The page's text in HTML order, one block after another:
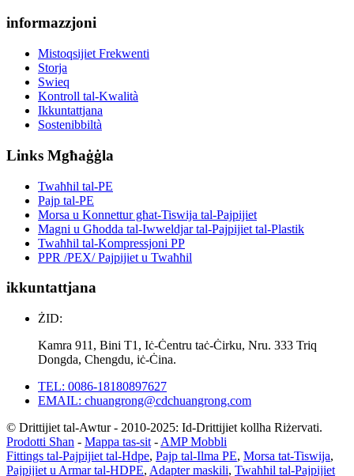
informazzjoni
Mistoqsijiet Frekwenti
Storja
Swieq
Kontroll tal-Kwalità
Ikkuntattjana
Sostenibbiltà
Links Mgħaġġla
Twaħħil tal-PE
Pajp tal-PE
Morsa u Konnettur għat-Tiswija tal-Pajpijiet
Magni u Għodda tal-Iwweldjar tal-Pajpijiet tal-Plastik
Twaħħil tal-Kompressjoni PP
PPR /PEX/ Pajpijiet u Twaħħil
ikkuntattjana
ŻID:
Kamra 911, Bini T1, Iċ-Ċentru taċ-Ċirku, Nru. 333 Triq
Dongda, Chengdu, iċ-Ċina.
TEL: 0086-18180897627
EMAIL: chuangrong@cdchuangrong.com
© Drittijiet tal-Awtur - 2010-2025: Id-Drittijiet kollha Riżervati.
Prodotti Sħan - Mappa tas-sit - AMP Mobbli
Fittings tal-Pajpijiet tal-Hdpe, Pajp tal-Ilma PE, Morsa tat-Tiswija,
Pajpijiet u Armar tal-HDPE, Adapter maskili, Twaħħil tal-Pajpijiet